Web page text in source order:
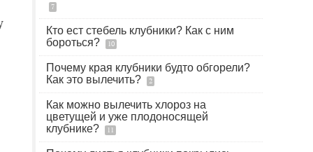
7
Кто ест стебель клубники? Как с ним
бороться?
10
Почему края клубники будто обгорели?
Как это вылечить?
2
Как можно вылечить хлороз на
цветущей и уже плодоносящей
клубнике?
11